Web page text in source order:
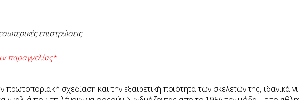
επιστρώσεις
παραγγελίας*
πρωτοποριακή σχεδίαση και την εξαιρετική ποιότητα των σκελετών της,